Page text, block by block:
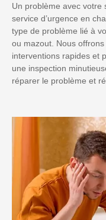
Un problème avec votre
service d’urgence en
type de problème lié à
ou mazout. Nous
interventions rapides et
une inspection
réparer le problème et